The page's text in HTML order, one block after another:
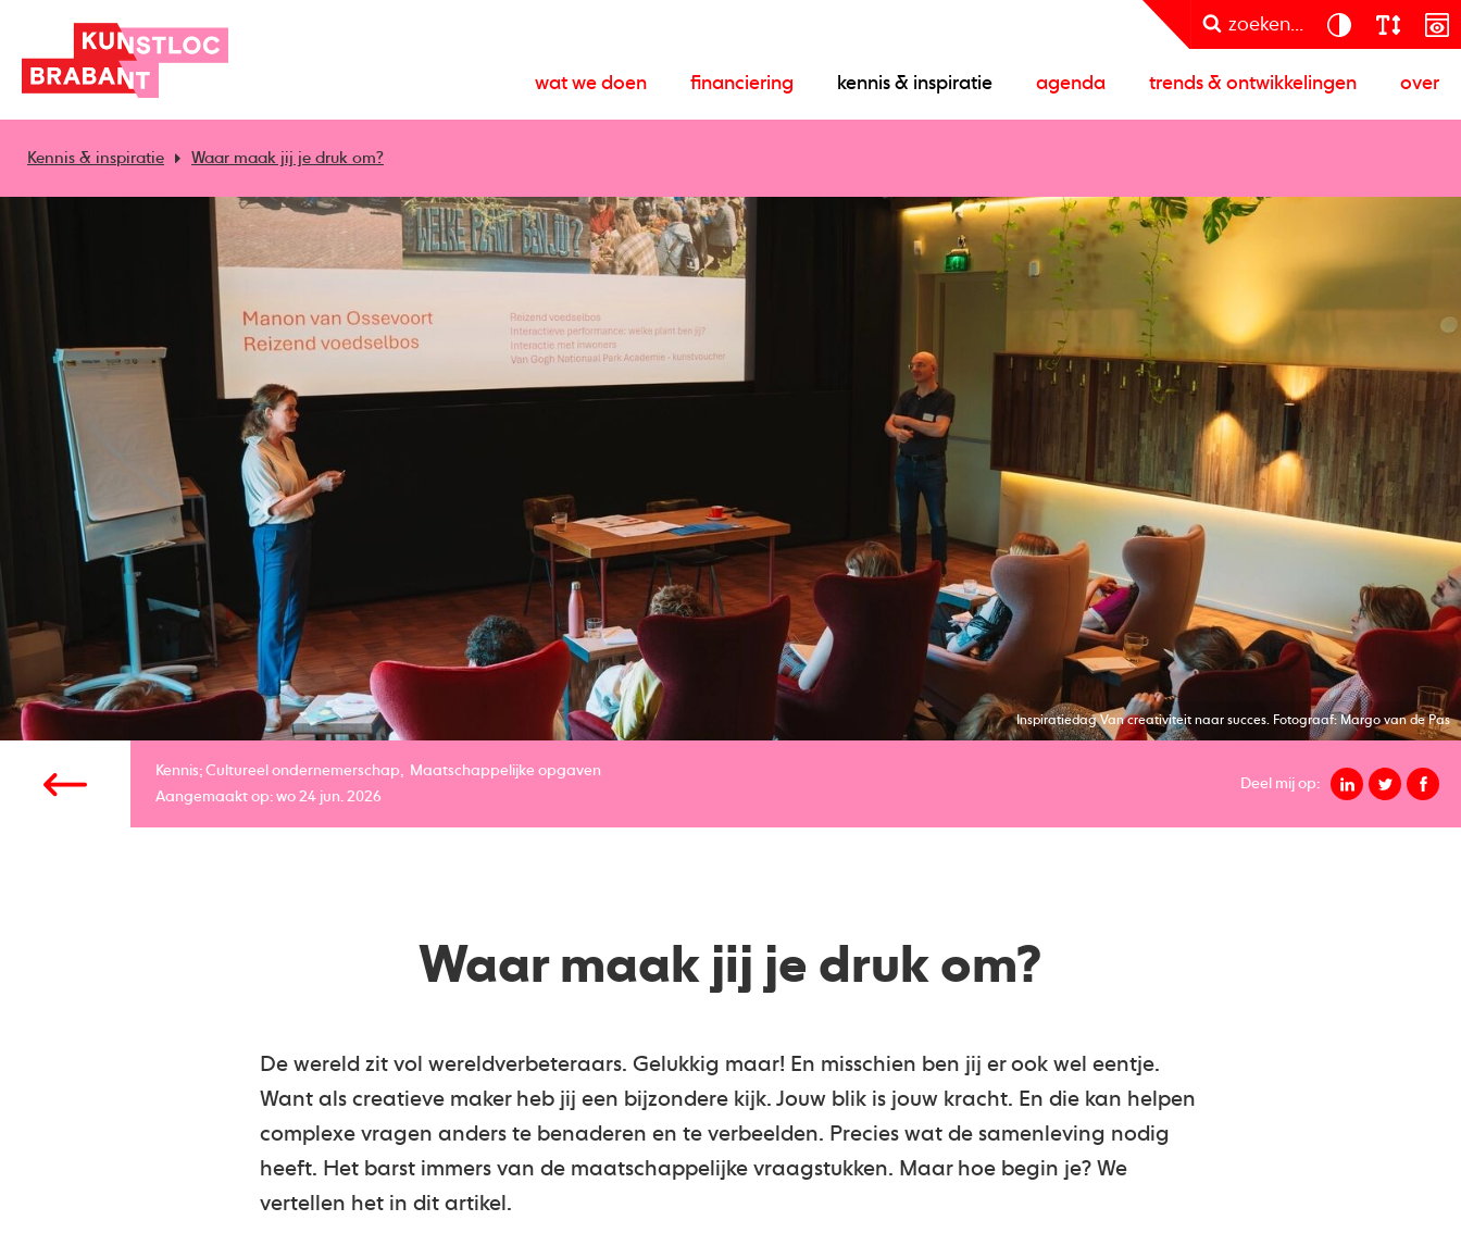
zoeken...
wat we doen financiering kennis & inspiratie agenda trends & ontwikkelingen over
Kennis & inspiratie Waar maak jij je druk om?
Inspiratiedag Van creativiteit naar succes. Fotograaf: Margo van de Pas
Kennis; Cultureel ondernemerschap
Maatschappelijke opgaven
Aangemaakt op: wo 24 jun. 2026
Deel mij op:
Waar maak jij je druk om?
De wereld zit vol wereldverbeteraars. Gelukkig maar! En misschien ben jij er ook wel eentje.
Want als creatieve maker heb jij een bijzondere kijk. Jouw blik is jouw kracht. En die kan helpen
complexe vragen anders te benaderen en te verbeelden. Precies wat de samenleving nodig
heeft. Het barst immers van de maatschappelijke vraagstukken. Maar hoe begin je? We
vertellen het in dit artikel.